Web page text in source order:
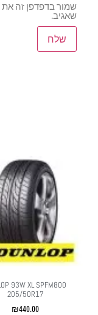
שמור בדפדפן זה
שאגיב.
93W XL SPFM800
205/50R17
₪440.00